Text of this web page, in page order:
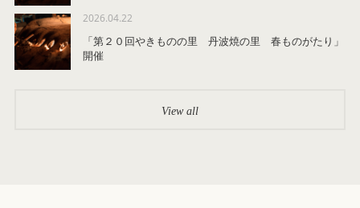
View all
2026.04.22
「第２０回やきものの里 丹波焼の里 春ものがたり」
開催